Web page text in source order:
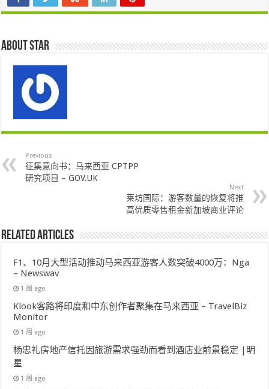
About star
Previous
征集意向书：马来西亚 CPTPP
研究项目 – GOV.UK
Next
莱坊国际：游客数量的恢复将推
高优质零售租金新加坡商业评论
Related Articles
F1、10月大型活动推动马来西亚游客人数突破4000万：Nga
– Newswav
1 周 ago
Klook客路将印度和中东创作者聚集在马来西亚 – TravelBiz
Monitor
1 周 ago
杨忠礼房地产信托因旅游需求强劲而看到酒店业前景稳定 |明
星
1 周 ago